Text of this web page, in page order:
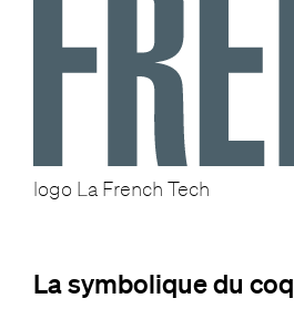
logo La French Tech
La symbolique du coq